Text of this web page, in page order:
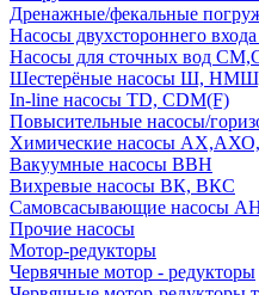
Дренажные/фекальные
Насосы двухстороннего
Насосы для сточных вод
Шестерёные насосы Ш,
In-line насосы TD, CDM(F)
Повысительные насосы/
Химические насосы
Вакуумные насосы ВВН
Вихревые насосы ВК, ВКС
Самовсасывающие насосы
Прочие насосы
Мотор-редукторы
Червячные мотор - редукторы